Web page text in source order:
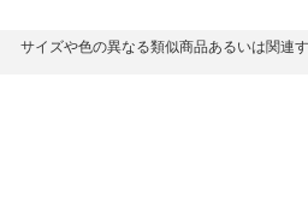
サイズや色の異なる類似商品あるいは関連